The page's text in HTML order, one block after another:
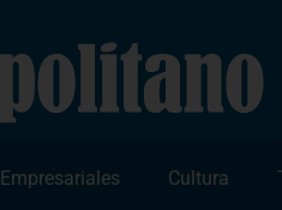
Empresariales Cultura